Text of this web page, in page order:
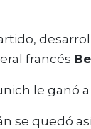
francés
se quedó